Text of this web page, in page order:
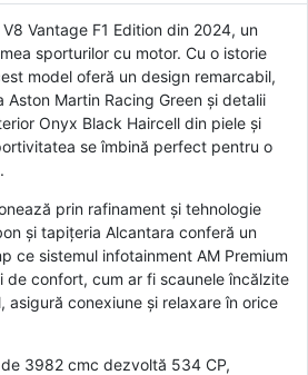
Vantage F1 Edition din 2024, un
sporturilor cu motor. Cu o istorie
model oferă un design remarcabil,
Martin Racing Green și detalii
Onyx Black Haircell din piele și
se îmbină perfect pentru o
prin rafinament și tehnologie
și tapițeria Alcantara conferă un
ce sistemul infotainment AM Premium
de confort, cum ar fi scaunele încălzite
asigură conexiune și relaxare în orice
3982 cmc dezvoltă 534 CP,